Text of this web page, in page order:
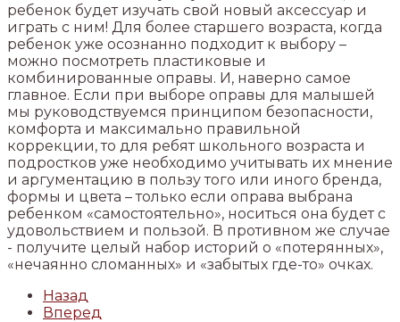
ребенок будет изучать свой новый аксессуар и
играть с ним! Для более старшего возраста, когда
ребенок уже осознанно подходит к выбору –
можно посмотреть пластиковые и
комбинированные оправы. И, наверно самое
главное. Если при выборе оправы для малышей
мы руководствуемся принципом безопасности,
комфорта и максимально правильной
коррекции, то для ребят школьного возраста и
подростков уже необходимо учитывать их мнение
и аргументацию в пользу того или иного бренда,
формы и цвета – только если оправа выбрана
ребенком «самостоятельно», носиться она будет с
удовольствием и пользой. В противном же случае
- получите целый набор историй о «потерянных»,
«нечаянно сломанных» и «забытых где-то» очках.
Назад
Вперед